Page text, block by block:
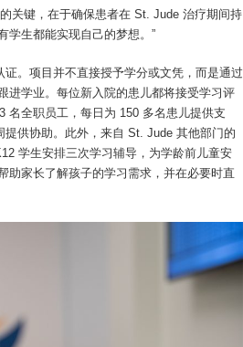
关键，在于确保患者在 St. Jude 治疗期间持
学生都能实现自己的梦想。”
。项目并不直接授予学分或文凭，而是通过
进学业。每位新入院的患儿都将接受学习评
名全职员工，每日为 150 多名患儿提供支
供协助。此外，来自 St. Jude 其他部门的
学生安排三次学习辅导，为学龄前儿童安
助家长了解孩子的学习需求，并在必要时直